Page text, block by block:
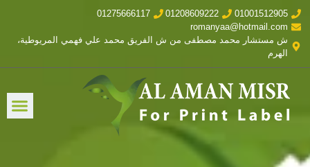
01001512905
01208609222
01275666117
romanyaa@hotmail.com
ش مستشار محمد مصطفى من ش الفريق محمد علي فهمي المريوطية،
الهرم